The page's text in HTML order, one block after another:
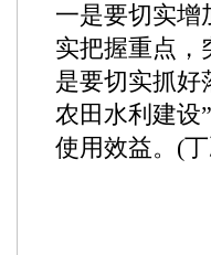
一是要切实增
实把握重点，
是要切实抓好
农田水利建设
使用效益。(